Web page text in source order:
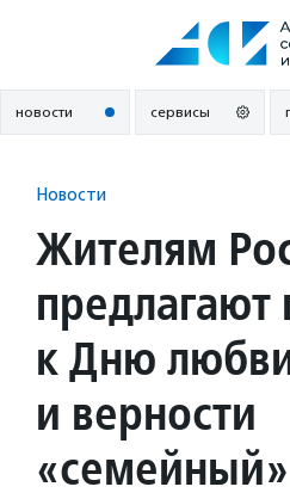
новости сервисы
Новости
Жителям
предлагают
к Дню
и верности